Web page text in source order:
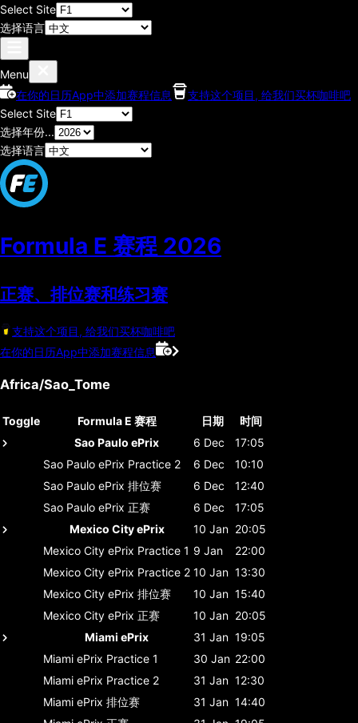
Select Site
选择语言
Menu
在你的日历App中添加赛程信息
支持这个项目, 给我们买杯咖啡吧
Select Site
选择年份...
选择语言
Formula E 赛程 2026
正赛、排位赛和练习赛
支持这个项目, 给我们买杯咖啡吧
在你的日历App中添加赛程信息
Africa/Sao_Tome
Toggle Formula E 赛程 日期
时间
Sao Paulo ePrix
6 Dec
17:05
Sao Paulo ePrix Practice 2 6 Dec
10:10
Sao Paulo ePrix 排位赛 6 Dec
12:40
Sao Paulo ePrix 正赛 6 Dec
17:05
Mexico City ePrix
10 Jan 20:05
Mexico City ePrix Practice 1 9 Jan
22:00
Mexico City ePrix Practice 2 10 Jan 13:30
Mexico City ePrix 排位赛 10 Jan 15:40
Mexico City ePrix 正赛 10 Jan 20:05
Miami ePrix
31 Jan 19:05
Miami ePrix Practice 1 30 Jan 22:00
Miami ePrix Practice 2 31 Jan 12:30
Miami ePrix 排位赛 31 Jan 14:40